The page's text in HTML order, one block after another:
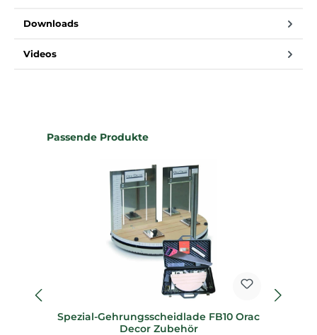
Downloads
Videos
Produktgalerie überspringen
Passende Produkte
Spezial-Gehrungsscheidlade FB10 Orac
Decor Zubehör